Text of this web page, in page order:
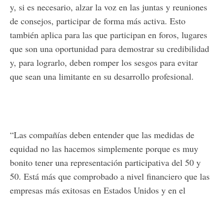
y, si es necesario, alzar la voz en las juntas y reuniones
de consejos, participar de forma más activa. Esto
también aplica para las que participan en foros, lugares
que son una oportunidad para demostrar su credibilidad
y, para lograrlo, deben romper los sesgos para evitar
que sean una limitante en su desarrollo profesional.
“Las compañías deben entender que las medidas de
equidad no las hacemos simplemente porque es muy
bonito tener una representación participativa del 50 y
50. Está más que comprobado a nivel financiero que las
empresas más exitosas en Estados Unidos y en el